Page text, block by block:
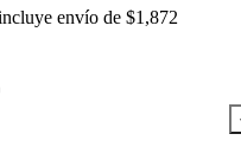
envío de $1,872